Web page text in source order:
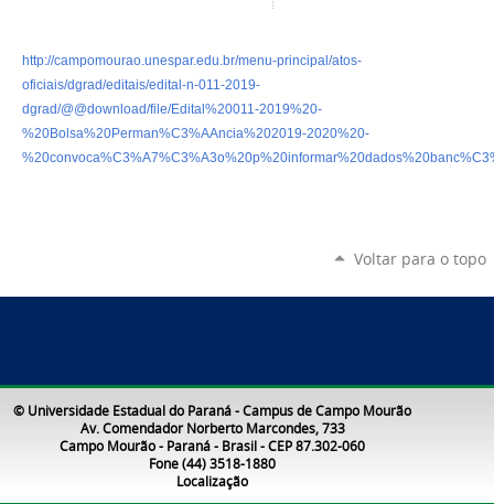
http://campomourao.unespar.edu.br/menu-principal/atos-
oficiais/dgrad/editais/edital-n-011-2019-
dgrad/@@download/file/Edital%20011-2019%20-
%20Bolsa%20Perman%C3%AAncia%202019-2020%20-
Voltar para o topo
© Universidade Estadual do Paraná - Campus de Campo Mourão
Av. Comendador Norberto Marcondes, 733
Campo Mourão - Paraná - Brasil - CEP 87.302-060
Fone (44) 3518-1880
Localização